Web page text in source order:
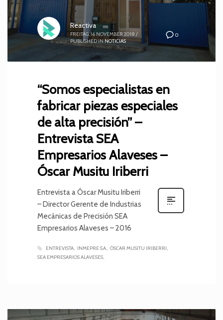
0
Reactiva
FREITAG, 16 NOVEMBER 2018 /
PUBLISHED INNOTICIAS
“Somos especialistas en
fabricar piezas especiales
de alta precisión” –
Entrevista SEA
Empresarios Alaveses –
Óscar Musitu Iriberri
Entrevista a Óscar Musitu Iriberri
– Director Gerente de Industrias
Mecánicas de Precisión SEA
Empresarios Alaveses – 2016
ENTREVISTA INMEPRE S.A. ÓSCAR MUSITU IRIBERRI
SEA EMPRESARIOS ALAVESES